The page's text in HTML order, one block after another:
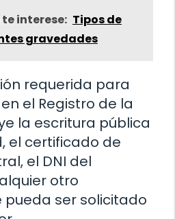
interese: Tipos de
gravedades
requerida para
el Registro de la
la escritura pública
el certificado de
el DNI del
otro
ser solicitado